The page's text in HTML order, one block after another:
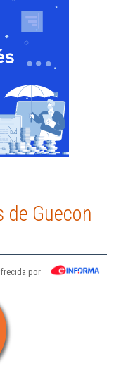
de Guecon
por